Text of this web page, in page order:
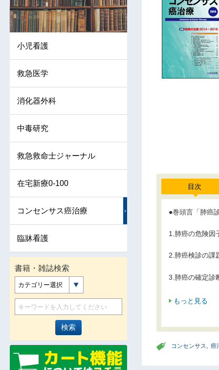
目次
●巻頭言「肺癌
1.肺癌の危険因
2.肺癌検診の課
3.肺癌の確定診
もっと見る
コンセンサス 癌
小児看護
救急医学
消化器外科
中毒研究
救急救命士ジャーナル
在宅新療0-100
コンセンサス癌治療
臨牀看護
書籍・雑誌検索
カテゴリー選択